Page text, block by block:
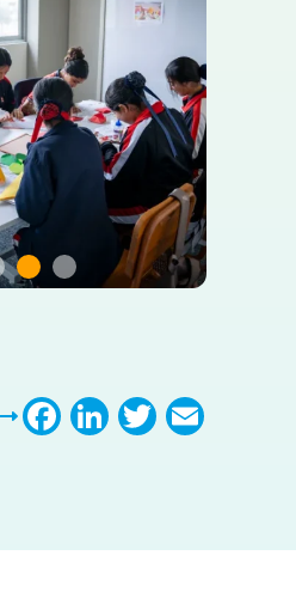
Facebook
LinkedIn
Twitter